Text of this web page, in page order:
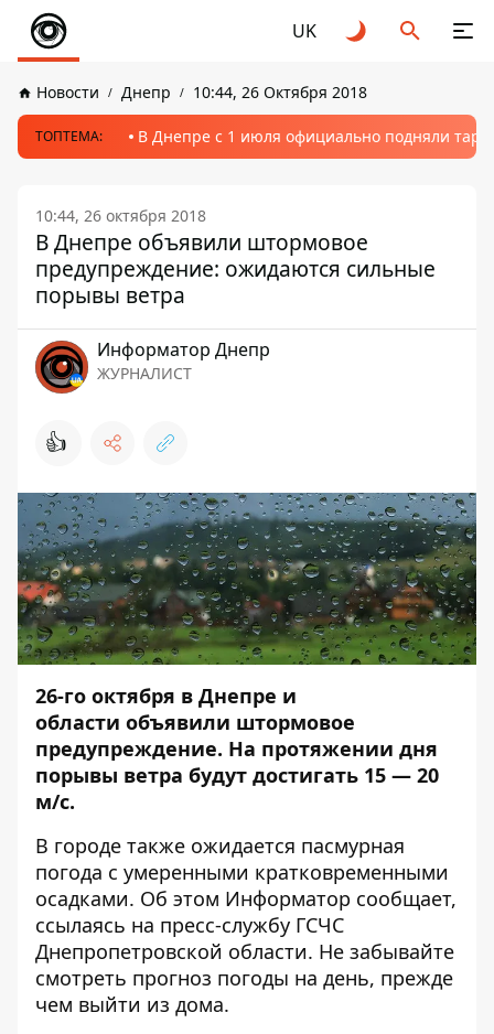
UK
Новости Днепр 10:44, 26 Октября 2018
ТОПТЕМА: В Днепре с 1 июля официально подняли
10:44, 26 октября 2018
В Днепре объявили штормовое
предупреждение: ожидаются сильные
порывы ветра
Информатор Днепр
ЖУРНАЛИСТ
👍
26-го октября в Днепре и
области объявили штормовое
предупреждение. На протяжении дня
порывы ветра будут достигать 15 — 20
м/с.
В городе также ожидается пасмурная
погода с умеренными кратковременными
осадками. Об этом Информатор сообщает,
ссылаясь на пресс-службу ГСЧС
Днепропетровской области. Не забывайте
смотреть прогноз погоды на день, прежде
чем выйти из дома.